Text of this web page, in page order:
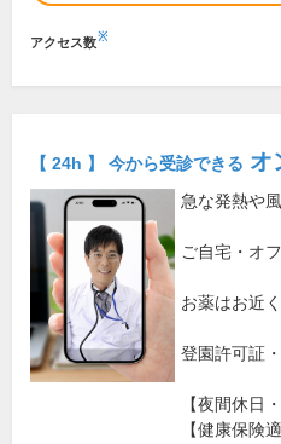
アクセス数※
【 24h 】 今から受診できる オ
急な発熱や
ご自宅・オ
お薬はお近
登園許可証
【夜間休日
【健康保険適